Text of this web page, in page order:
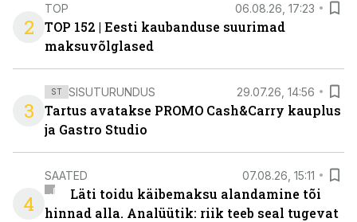
2
TOP 06.08.26, 17:23
TOP 152 | Eesti kaubanduse suurimad
maksuvõlglased
3
ST SISUTURUNDUS 29.07.26, 14:56
Tartus avatakse PROMO Cash&Carry kauplus
ja Gastro Studio
4
SAATED 07.08.26, 15:11
Läti toidu käibemaksu alandamine tõi
hinnad alla. Analüütik: riik teeb seal tugevat